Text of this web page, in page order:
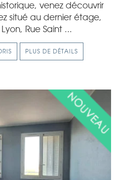
venez découvrir
situé au dernier étage,
Rue Saint ...
PLUS DE DÉTAILS